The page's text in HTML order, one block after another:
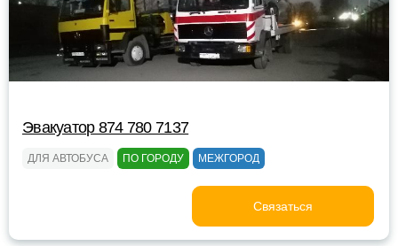
Эвакуатор 874 780 7137
ДЛЯ АВТОБУСА ПО ГОРОДУ МЕЖГОРОД
Связаться